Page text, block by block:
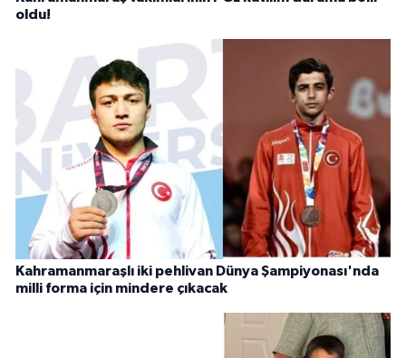
oldu!
Kahramanmaraşlı iki pehlivan Dünya Şampiyonası'nda
milli forma için mindere çıkacak